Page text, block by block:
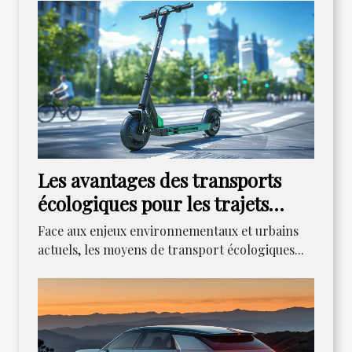
Les avantages des transports
écologiques pour les trajets
urbains
Face aux enjeux environnementaux et urbains
actuels, les moyens de transport écologiques...